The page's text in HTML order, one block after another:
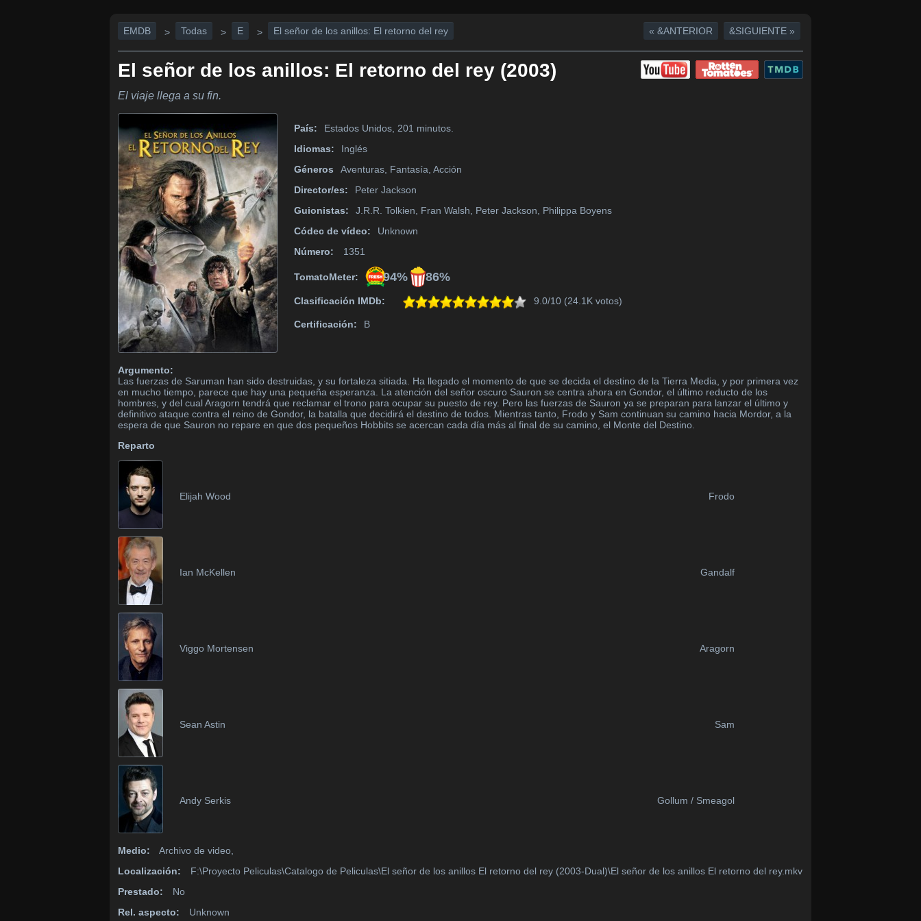
EMDB > Todas > E > El señor de los anillos: El retorno del rey « &ANTERIOR &SIGUIENTE »
El señor de los anillos: El retorno del rey (2003)
El viaje llega a su fin.
País:
Estados Unidos, 201 minutos.
Idiomas:
Inglés
Géneros
Aventuras, Fantasía, Acción
Director/es:
Peter Jackson
Guionistas:
J.R.R. Tolkien, Fran Walsh, Peter Jackson, Philippa Boyens
Códec de vídeo:
Unknown
Número:
1351
TomatoMeter: 94% 86%
Clasificación IMDb: 9.0/10 (24.1K votos)
Certificación: B
Argumento:
Las fuerzas de Saruman han sido destruidas, y su fortaleza sitiada. Ha llegado el momento de que se decida el destino de la Tierra Media, y por primera vez
en mucho tiempo, parece que hay una pequeña esperanza. La atención del señor oscuro Sauron se centra ahora en Gondor, el último reducto de los
hombres, y del cual Aragorn tendrá que reclamar el trono para ocupar su puesto de rey. Pero las fuerzas de Sauron ya se preparan para lanzar el último y
definitivo ataque contra el reino de Gondor, la batalla que decidirá el destino de todos. Mientras tanto, Frodo y Sam continuan su camino hacia Mordor, a la
espera de que Sauron no repare en que dos pequeños Hobbits se acercan cada día más al final de su camino, el Monte del Destino.
Reparto
Elijah Wood Frodo
Ian McKellen Gandalf
Viggo Mortensen Aragorn
Sean Astin Sam
Andy Serkis Gollum / Smeagol
Medio:
Archivo de video,
Localización:
F:\Proyecto Peliculas\Catalogo de Peliculas\El señor de los anillos El retorno del rey (2003-Dual)\El señor de los anillos El retorno del rey.mkv
Prestado:
No
Rel. aspecto:
Unknown